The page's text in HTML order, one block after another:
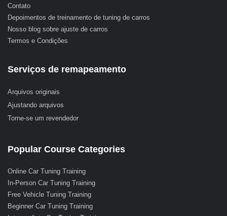
Contato
Depoimentos de treinamento de tuning de carros
Nosso blog sobre ajuste de carros
Termos e Condições
Serviços de remapeamento
Arquivos originais
Ajustando arquivos
Torne-se um revendedor
Popular Course Categories
Online Car Tuning Training
In-Person Car Tuning Training
Free Vehicle Tuning Training
Beginner Car Tuning Training